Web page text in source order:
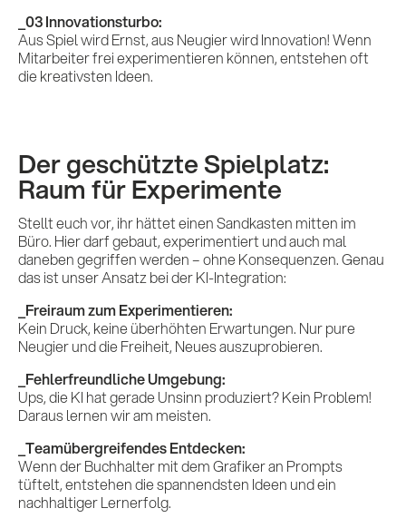
Leistungen
_03 Innovationsturbo:
Aus Spiel wird Ernst, aus Neugier wird Innovation! Wenn
Mitarbeiter frei experimentieren können, entstehen oft
die kreativsten Ideen.
Der geschützte Spielplatz:
Raum für Experimente
Stellt euch vor, ihr hättet einen Sandkasten mitten im
Büro. Hier darf gebaut, experimentiert und auch mal
daneben gegriffen werden – ohne Konsequenzen. Genau
das ist unser Ansatz bei der KI-Integration:
_Freiraum zum Experimentieren:
Kein Druck, keine überhöhten Erwartungen. Nur pure
Neugier und die Freiheit, Neues auszuprobieren.
_Fehlerfreundliche Umgebung:
Ups, die KI hat gerade Unsinn produziert? Kein Problem!
Daraus lernen wir am meisten.
_Teamübergreifendes Entdecken:
Wenn der Buchhalter mit dem Grafiker an Prompts
tüftelt, entstehen die spannendsten Ideen und ein
nachhaltiger Lernerfolg.